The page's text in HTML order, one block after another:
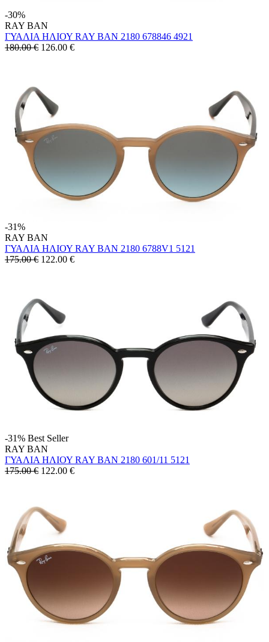
-30%
RAY BAN
ΓΥΑΛΙΑ ΗΛΙΟΥ RAY BAN 2180 678846 4921
180.00 € 126.00 €
-31%
RAY BAN
ΓΥΑΛΙΑ ΗΛΙΟΥ RAY BAN 2180 6788V1 5121
175.00 € 122.00 €
-31% Best Seller
RAY BAN
ΓΥΑΛΙΑ ΗΛΙΟΥ RAY BAN 2180 601/11 5121
175.00 € 122.00 €